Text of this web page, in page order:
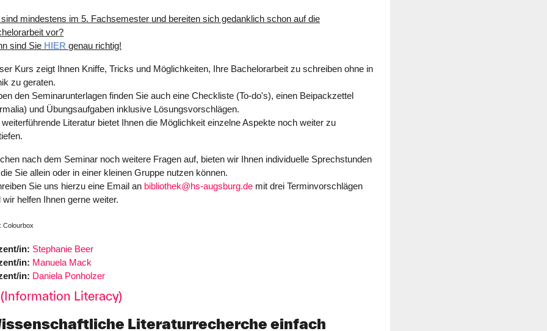
sind mindestens im 5. Fachsemester und bereiten sich gedanklich schon auf die
vor?
sind Sie HIER genau richtig!
Kurs zeigt Ihnen Kniffe, Tricks und Möglichkeiten, Ihre Bachelorarbeit zu schreiben ohne in
zu geraten.
den Seminarunterlagen finden Sie auch eine Checkliste (To-do's), einen Beipackzettel
und Übungsaufgaben inklusive Lösungsvorschlägen.
weiterführende Literatur bietet Ihnen die Möglichkeit einzelne Aspekte noch weiter zu
nach dem Seminar noch weitere Fragen auf, bieten wir Ihnen individuelle Sprechstunden
Sie allein oder in einer kleinen Gruppe nutzen können.
Sie uns hierzu eine Email an bibliothek@hs-augsburg.de mit drei Terminvorschlägen
wir helfen Ihnen gerne weiter.
Colourbox
in: Stephanie Beer
in: Manuela Mack
in: Daniela Ponholzer
Literacy)
Literaturrecherche einfach